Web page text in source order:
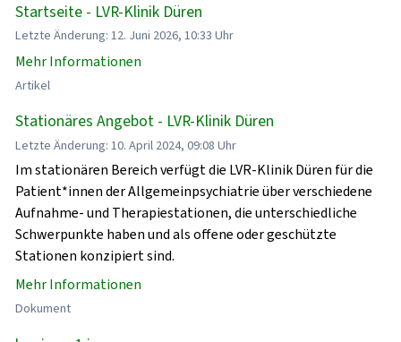
Startseite - LVR-Klinik Düren
Letzte Änderung: 12. Juni 2026, 10:33 Uhr
Mehr Informationen
Artikel
Stationäres Angebot - LVR-Klinik Düren
Letzte Änderung: 10. April 2024, 09:08 Uhr
Im stationären Bereich verfügt die LVR-Klinik Düren für die
Patient*innen der Allgemeinpsychiatrie über verschiedene
Aufnahme- und Therapiestationen, die unterschiedliche
Schwerpunkte haben und als offene oder geschützte
Stationen konzipiert sind.
Mehr Informationen
Dokument